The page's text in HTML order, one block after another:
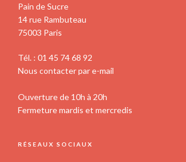
Pain de Sucre
14 rue Rambuteau
75003 Paris
Tél. : 01 45 74 68 92
Nous contacter par e-mail
Ouverture de 10h à 20h
Fermeture mardis et mercredis
RÉSEAUX SOCIAUX